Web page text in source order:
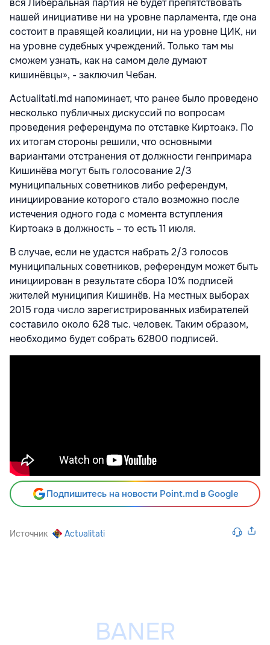
вся Либеральная партия не будет препятствовать
нашей инициативе ни на уровне парламента, где она
состоит в правящей коалиции, ни на уровне ЦИК, ни
на уровне судебных учреждений. Только там мы
сможем узнать, как на самом деле думают
кишинёвцы», - заключил Чебан.
Actualitati.md напоминает, что ранее было проведено
несколько публичных дискуссий по вопросам
проведения референдума по отставке Киртоакэ. По
их итогам стороны решили, что основными
вариантами отстранения от должности генпримара
Кишинёва могут быть голосование 2/3
муниципальных советников либо референдум,
инициирование которого стало возможно после
истечения одного года с момента вступления
Киртоакэ в должность – то есть 11 июля.
В случае, если не удастся набрать 2/3 голосов
муниципальных советников, референдум может быть
инициирован в результате сбора 10% подписей
жителей муниципия Кишинёв. На местных выборах
2015 года число зарегистрированных избирателей
составило около 628 тыс. человек. Таким образом,
необходимо будет собрать 62800 подписей.
Подпишитесь на новости Point.md в Google
Источник Actualitati